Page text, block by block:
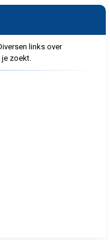
links over
zoekt.